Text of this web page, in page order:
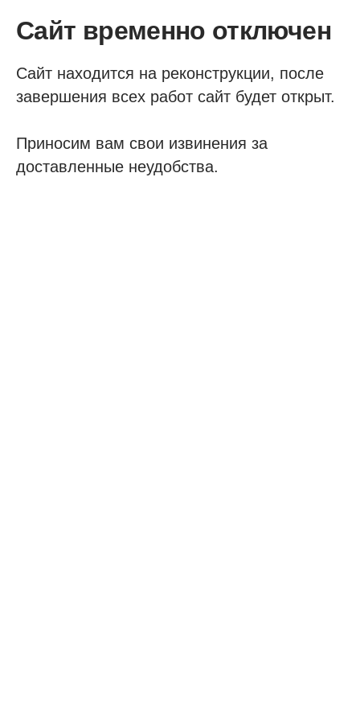
Сайт временно отключен
Сайт находится на реконструкции, после
завершения всех работ сайт будет открыт.
Приносим вам свои извинения за
доставленные неудобства.